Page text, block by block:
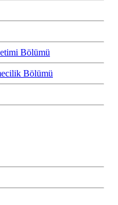
Bölümü
Bölümü